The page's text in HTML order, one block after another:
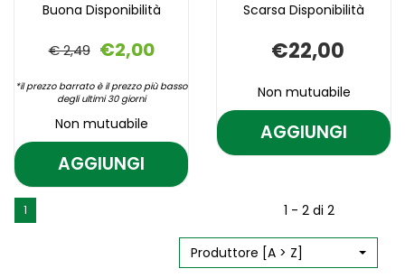
Buona Disponibilità
€ 2,49 €2,00
*il prezzo barrato è il prezzo più basso
degli ultimi 30 giorni
Non mutuabile
AGGIUNGIAGGIUNGI CH
SALV
CARRELLO
Scarsa Disponibilità
€22,00
Non mutuabile
AGGIUNGI
AGGIUNGI
OLIO
150ML AL
CARRELLO
150ML alla
wishlist
DETERGENTE
150ML
1 1 - 2 di 2
Produttore [A > Z]